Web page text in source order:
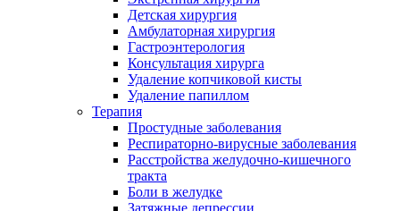
Детская хирургия
Амбулаторная хирургия
Гастроэнтерология
Консультация хирурга
Удаление копчиковой кисты
Удаление папиллом
Терапия
Простудные заболевания
Респираторно-вирусные заболевания
Расстройства желудочно-кишечного
тракта
Боли в желудке
Затяжные депрессии